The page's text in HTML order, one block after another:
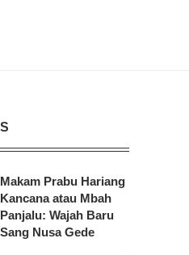
Makam Prabu Hariang
Kancana atau Mbah
Panjalu: Wajah Baru
Sang Nusa Gede